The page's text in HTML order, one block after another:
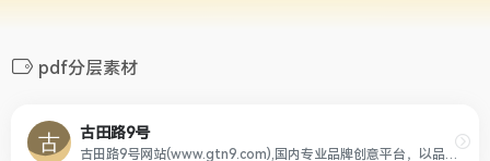
pdf分层素材
古田路9号